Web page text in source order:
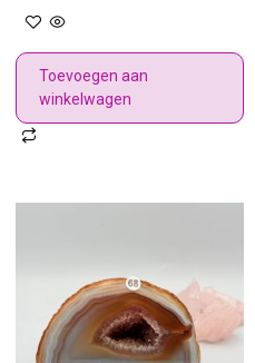
Toevoegen aan
winkelwagen